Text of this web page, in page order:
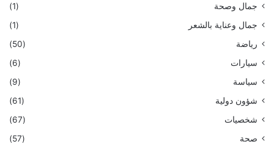
جمال وصحة
(1)
جمال وعناية بالشعر
(1)
رياضة
(50)
سيارات
(6)
سياسة
(9)
شؤون دولية
(61)
شخصيات
(67)
صحة
(57)